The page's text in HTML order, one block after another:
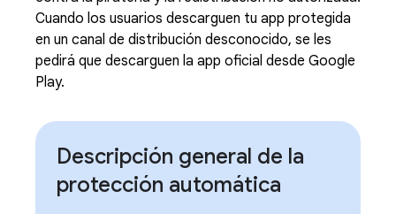
Cuando los usuarios descarguen tu app protegida
en un canal de distribución desconocido, se les
pedirá que descarguen la app oficial desde Google
Play.
Descripción general de la
protección automática